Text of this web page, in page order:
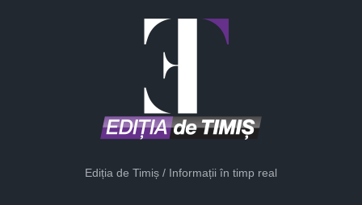
Ediția de Timiș / Informații în timp real